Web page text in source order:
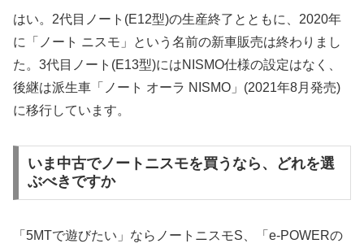
はい。2代目ノート(E12型)の生産終了とともに、2020年
に「ノート ニスモ」という名前の新車販売は終わりまし
た。3代目ノート(E13型)にはNISMO仕様の設定はなく、
後継は派生車「ノート オーラ NISMO」(2021年8月発売)
に移行しています。
いま中古でノートニスモを買うなら、どれを選
ぶべきですか
「5MTで遊びたい」ならノートニスモS、「e-POWERの